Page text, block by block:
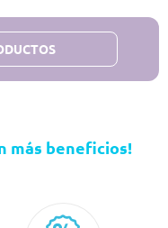
más beneficios!